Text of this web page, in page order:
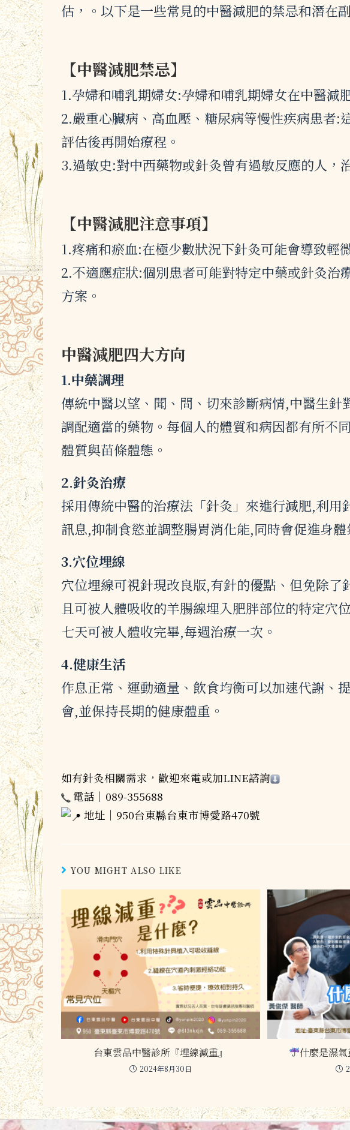
估，。以下是一些常見的中醫減肥的禁忌和潛在
【中醫減肥禁忌】
1.孕婦和哺乳期婦女:孕婦和哺乳期婦女在中醫減
2.嚴重心臟病、高血壓、糖尿病等慢性疾病患者
評估後再開始療程。
3.過敏史:對中西藥物或針灸曾有過敏反應的人，
【中醫減肥注意事項】
1.疼痛和瘀血:在極少數狀況下針灸可能會導致輕
2.不適應症狀:個別患者可能對特定中藥或針灸
方案。
中醫減肥四大方向
1.中藥調理
傳統中醫以望、聞、問、切來診斷病情,中醫生針
調配適當的藥物。每個人的體質和病因都有所不
體質與苗條體態。
2.針灸治療
採用傳統中醫的治療法「針灸」來進行減肥,利
訊息,抑制食慾並調整腸胃消化能,同時會促進身
3.穴位埋線
穴位埋線可視針現改良版,有針的優點、但免除
且可被人體吸收的羊腸線埋入肥胖部位的特定穴
七天可被人體收完畢,每週治療一次。
4.健康生活
作息正常、運動適量、飲食均衡可以加速代謝、
會,並保持長期的健康體重。
如有針灸相關需求，歡迎來電或加LINE諮詢
電話｜089-355688
地址｜950台東縣台東市博愛路470號
YOU MIGHT ALSO LIKE
台東雲品中醫診所『埋線減重』
2024年8月30日
什麼是濕氣